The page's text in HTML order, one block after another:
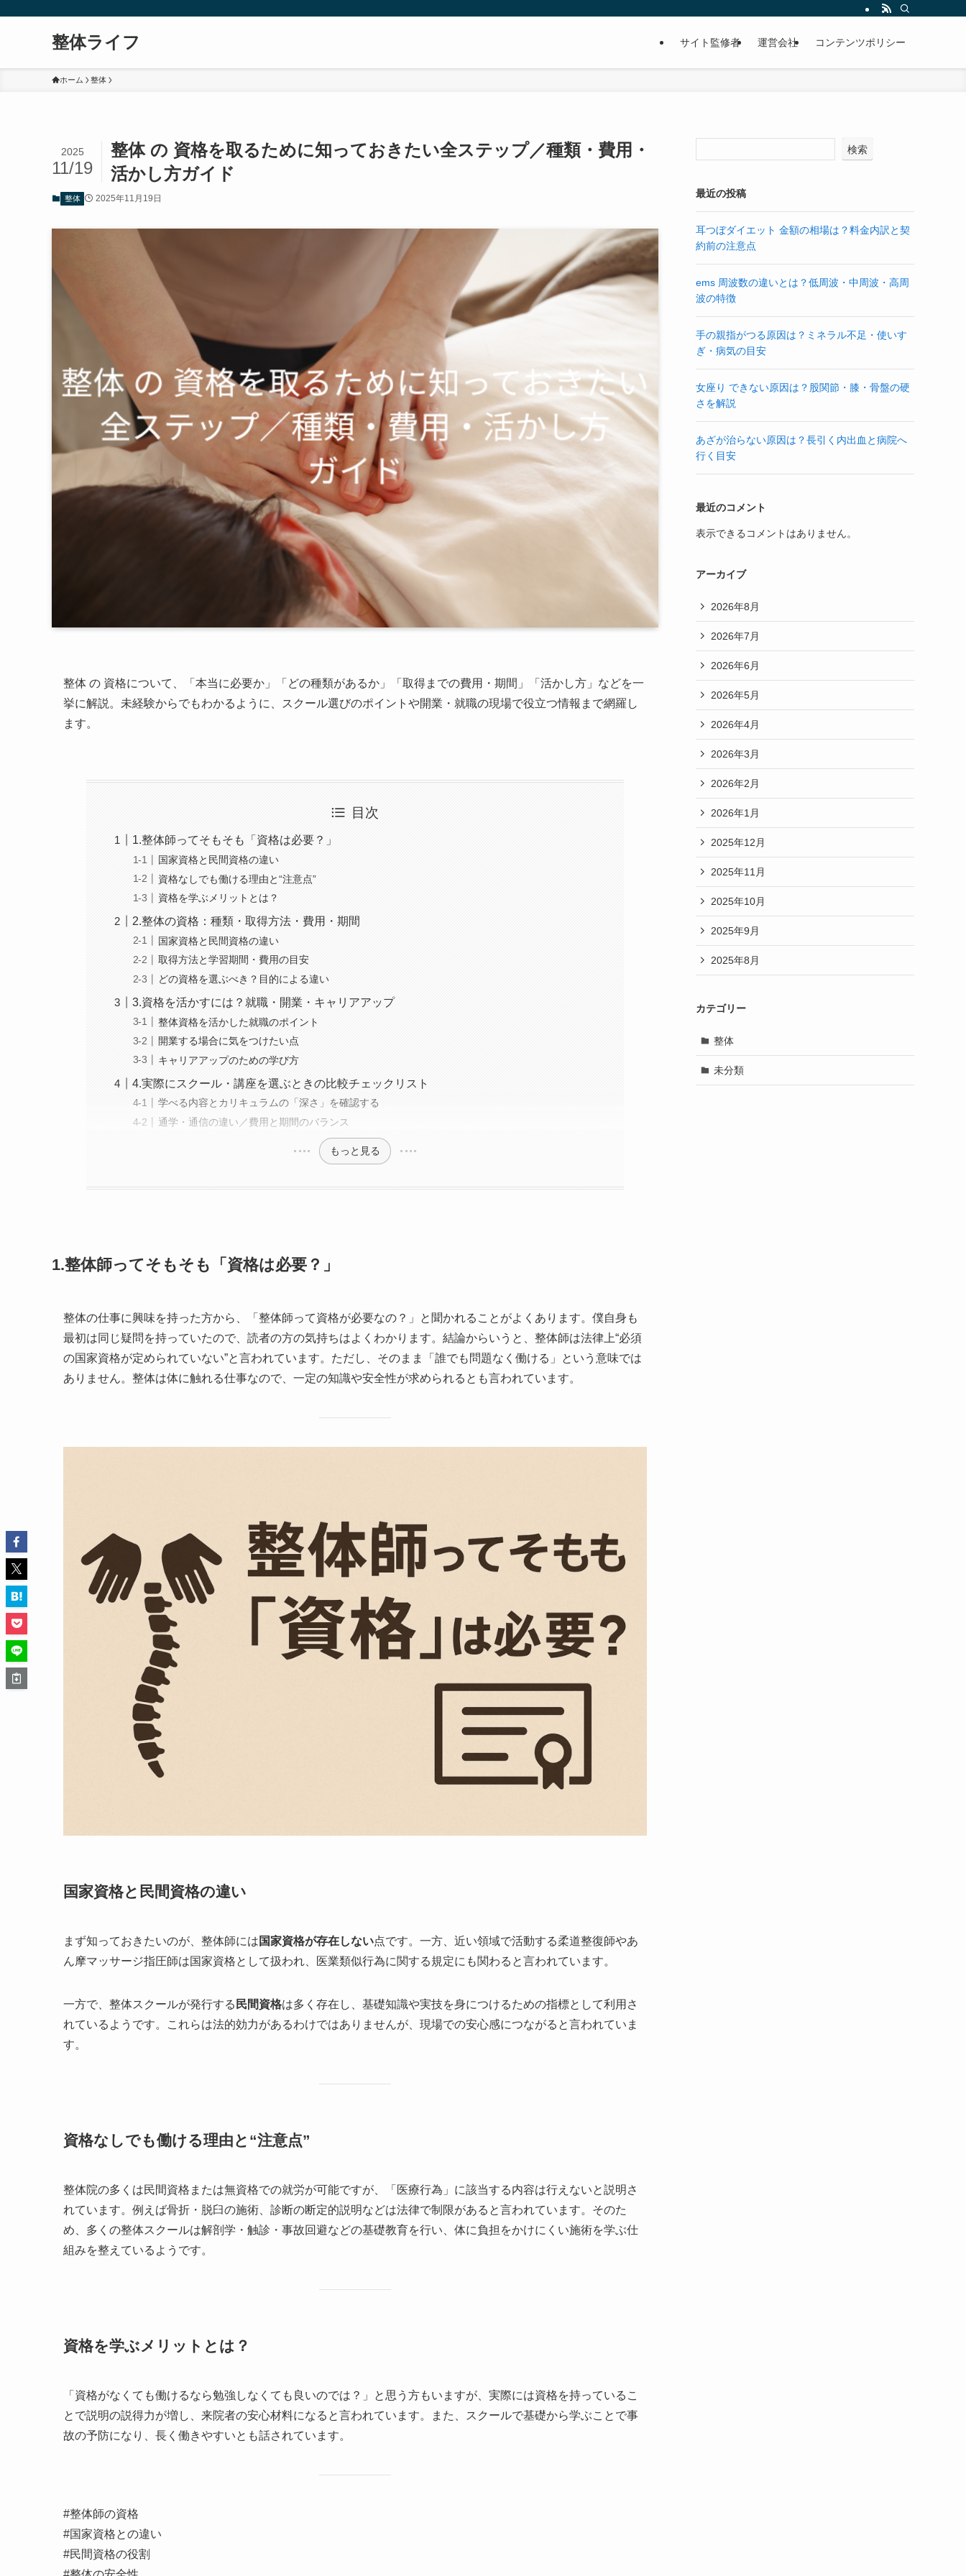
整体ライフ サイト監修者 運営会社 コンテンツポリシー
ホーム 整体
整体 の 資格を取るために知っておきたい全ステップ／種類・費用・
活かし方ガイド
2025
11/19
整体 2025年11月19日
整体 の 資格について、「本当に必要か」「どの種類があるか」「取得までの費用・期間」「活かし方」などを一
挙に解説。未経験からでもわかるように、スクール選びのポイントや開業・就職の現場で役立つ情報まで網羅し
ます。
目次
1.整体師ってそもそも「資格は必要？」
国家資格と民間資格の違い
資格なしでも働ける理由と“注意点”
資格を学ぶメリットとは？
2.整体の資格：種類・取得方法・費用・期間
国家資格と民間資格の違い
取得方法と学習期間・費用の目安
どの資格を選ぶべき？目的による違い
3.資格を活かすには？就職・開業・キャリアアップ
整体資格を活かした就職のポイント
開業する場合に気をつけたい点
キャリアアップのための学び方
4.実際にスクール・講座を選ぶときの比較チェックリスト
学べる内容とカリキュラムの「深さ」を確認する
通学・通信の違い／費用と期間のバランス
もっと見る
1.整体師ってそもそも「資格は必要？」
整体の仕事に興味を持った方から、「整体師って資格が必要なの？」と聞かれることがよくあります。僕自身も
最初は同じ疑問を持っていたので、読者の方の気持ちはよくわかります。結論からいうと、整体師は法律上“必須
の国家資格が定められていない”と言われています。ただし、そのまま「誰でも問題なく働ける」という意味では
ありません。整体は体に触れる仕事なので、一定の知識や安全性が求められるとも言われています。
国家資格と民間資格の違い
まず知っておきたいのが、整体師には 国家資格が存在しない点です。一方、近い領域で活動する柔道整復師やあ
ん摩マッサージ指圧師は国家資格として扱われ、医業類似行為に関する規定にも関わると言われています。
一方で、整体スクールが発行する 民間資格は多く存在し、基礎知識や実技を身につけるための指標として利用さ
れているようです。これらは法的効力があるわけではありませんが、現場での安心感につながると言われていま
す。
資格なしでも働ける理由と“注意点”
整体院の多くは民間資格または無資格での就労が可能ですが、「医療行為」に該当する内容は行えないと説明さ
れています。例えば骨折・脱臼の施術、診断の断定的説明などは法律で制限があると言われています。そのた
め、多くの整体スクールは解剖学・触診・事故回避などの基礎教育を行い、体に負担をかけにくい施術を学ぶ仕
組みを整えているようです。
資格を学ぶメリットとは？
「資格がなくても働けるなら勉強しなくても良いのでは？」と思う方もいますが、実際には資格を持っているこ
とで説明の説得力が増し、来院者の安心材料になると言われています。また、スクールで基礎から学ぶことで事
故の予防になり、長く働きやすいとも話されています。
#整体師の資格
#国家資格との違い
#民間資格の役割
検索
最近の投稿
耳つぼダイエット 金額の相場は？料金内訳と契
約前の注意点
ems 周波数の違いとは？低周波・中周波・高周
波の特徴
手の親指がつる原因は？ミネラル不足・使いす
ぎ・病気の目安
女座り できない原因は？股関節・膝・骨盤の硬
さを解説
あざが治らない原因は？長引く内出血と病院へ
行く目安
最近のコメント
表示できるコメントはありません。
アーカイブ
2026年8月
2026年7月
2026年6月
2026年5月
2026年4月
2026年3月
2026年2月
2026年1月
2025年12月
2025年11月
2025年10月
2025年9月
2025年8月
カテゴリー
整体
未分類